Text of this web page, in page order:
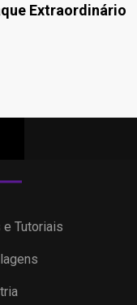
Extraordinário
e Tutoriais